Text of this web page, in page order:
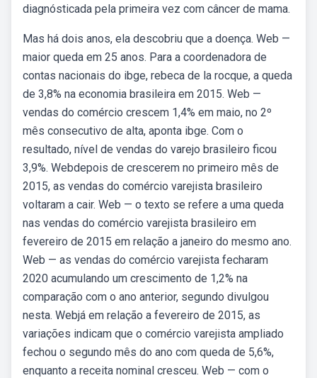
diagnósticada pela primeira vez com câncer de mama.
Mas há dois anos, ela descobriu que a doença. Web —
maior queda em 25 anos. Para a coordenadora de
contas nacionais do ibge, rebeca de la rocque, a queda
de 3,8% na economia brasileira em 2015. Web —
vendas do comércio crescem 1,4% em maio, no 2º
mês consecutivo de alta, aponta ibge. Com o
resultado, nível de vendas do varejo brasileiro ficou
3,9%. Webdepois de crescerem no primeiro mês de
2015, as vendas do comércio varejista brasileiro
voltaram a cair. Web — o texto se refere a uma queda
nas vendas do comércio varejista brasileiro em
fevereiro de 2015 em relação a janeiro do mesmo ano.
Web — as vendas do comércio varejista fecharam
2020 acumulando um crescimento de 1,2% na
comparação com o ano anterior, segundo divulgou
nesta. Webjá em relação a fevereiro de 2015, as
variações indicam que o comércio varejista ampliado
fechou o segundo mês do ano com queda de 5,6%,
enquanto a receita nominal cresceu. Web — com o